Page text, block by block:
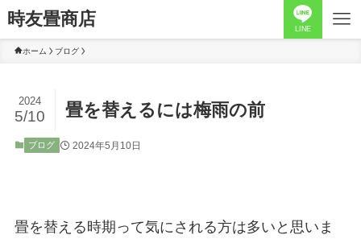
時友畳商店 LINE
ホーム ブログ
畳を替えるには梅雨の前
2024
5/10
ブログ 2024年5月10日
畳を替える時期って気にされる方は多いと思いま